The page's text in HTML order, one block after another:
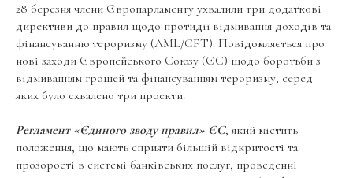
28 березня члени Європарламенту ухвалили три додаткові
директиви до правил щодо протидії відмивання доходів та
фінансуванню тероризму (AML/CFT). Повідомляється про
нові заходи Європейського Союзу (ЄС) щодо боротьби з
відмиванням грошей та фінансуванням тероризму, серед
яких було схвалено три проекти:
Регламент «Єдиного зводу правил» ЄС, який містить
положення, що мають сприяти більшій відкритості та
прозорості в системі банківських послуг, проведенні